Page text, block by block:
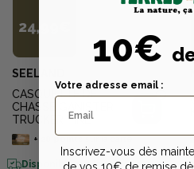
24,99€
SEELAND
CASQUETTE DE
CHASSE GANISTER
TRUCKER PINE
+ pointssur la carte
Disponible en livraison
10€
Votre adresse email :
Inscrivez-vous dès